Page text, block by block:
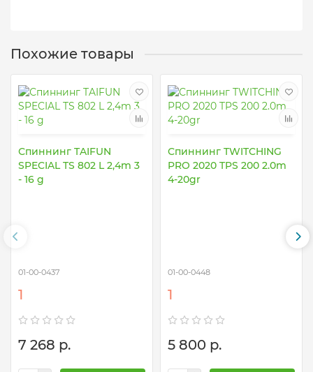
Похожие товары
Спиннинг TAIFUN
SPECIAL TS 802 L 2,4m 3
- 16 g
01-00-0437
1
7 268 р.
Спиннинг TWITCHING
PRO 2020 TPS 200 2.0m
4-20gr
01-00-0448
1
5 800 р.